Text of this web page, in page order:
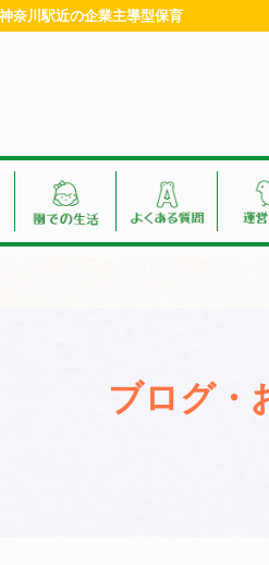
奈川駅近の企業主導型保育
ブログ・